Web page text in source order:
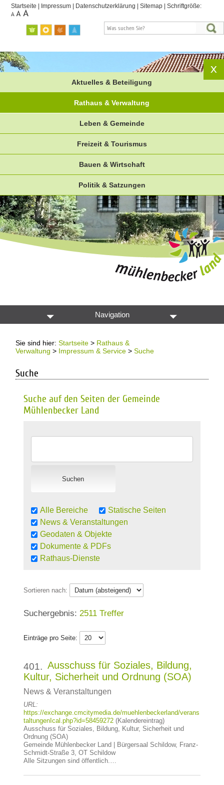
Startseite Impressum Datenschutzerklärung |Sitemap |Schriftgröße:
Aktuelles & Beteiligung
Rathaus & Verwaltung
Leben & Gemeinde
Freizeit & Tourismus
Bauen & Wirtschaft
Politik & Satzungen
Navigation
Sie sind hier:Startseite > Rathaus &
Verwaltung > Impressum & Service >Suche
Suche
Suche auf den Seiten der Gemeinde
Mühlenbecker Land
Alle Bereiche
Statische Seiten
News & Veranstaltungen
Geodaten & Objekte
Dokumente & PDFs
Rathaus-Dienste
Sortieren nach:
2511 Treffer
Einträge pro Seite:
401. Ausschuss für Soziales, Bildung,
Kultur, Sicherheit und Ordnung (SOA)
News & Veranstaltungen
URL:
https://exchange.cmcitymedia.de/muehlenbeckerland/verans
taltungenIcal.php?id=58459272(Kalendereintrag)
Ausschuss für Soziales, Bildung, Kultur, Sicherheit und
Ordnung (SOA)
Gemeinde Mühlenbecker Land | Bürgersaal Schildow, Franz-
Schmidt-Straße 3, OT Schildow
Alle Sitzungen sind öffentlich.…